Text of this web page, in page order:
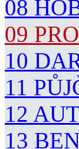
08
09
10
11
12
13